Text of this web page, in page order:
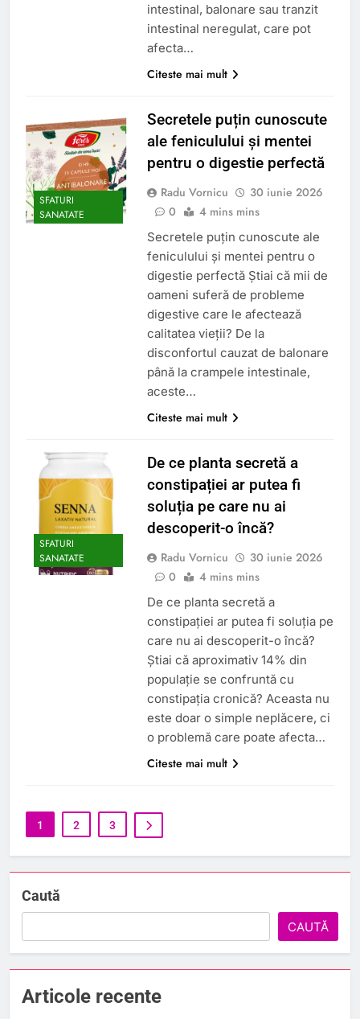
intestinal, balonare sau tranzit
intestinal neregulat, care pot
afecta…
Citeste mai mult
SFATURI
SANATATE
Secretele puțin cunoscute
ale feniculului și mentei
pentru o digestie perfectă
Radu Vornicu
30 iunie 2026
0
4 mins mins
Secretele puțin cunoscute ale
feniculului și mentei pentru o
digestie perfectă Știai că mii de
oameni suferă de probleme
digestive care le afectează
calitatea vieții? De la
disconfortul cauzat de balonare
până la crampele intestinale,
aceste…
Citeste mai mult
SFATURI
SANATATE
De ce planta secretă a
constipației ar putea fi
soluția pe care nu ai
descoperit-o încă?
Radu Vornicu
30 iunie 2026
0
4 mins mins
De ce planta secretă a
constipației ar putea fi soluția pe
care nu ai descoperit-o încă?
Știai că aproximativ 14% din
populație se confruntă cu
constipația cronică? Aceasta nu
este doar o simple neplăcere, ci
o problemă care poate afecta…
Citeste mai mult
1 2 3
Caută
CAUTĂ
Articole recente